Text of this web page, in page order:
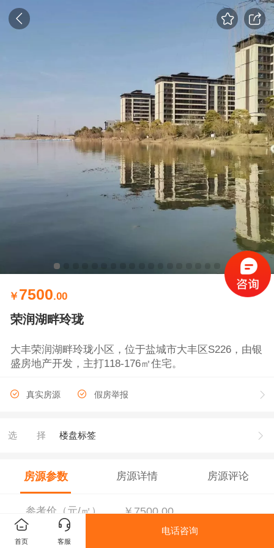
￥ 7500.00
荣润湖畔玲珑
大丰荣润湖畔玲珑小区，位于盐城市大丰区S226，由银
盛房地产开发，主打118-176㎡住宅。
真实房源 假房举报
选择 楼盘标签
房源参数 房源详情 房源评论
参考价（元/㎡） ￥7500.00
首页 客服
电话咨询